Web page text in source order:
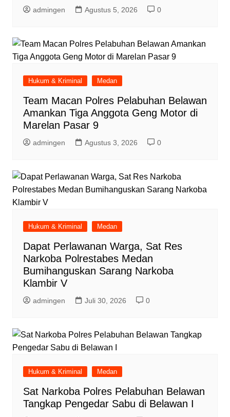
admingen Agustus 5, 2026 0
Hukum & Kriminal Medan
Team Macan Polres Pelabuhan Belawan
Amankan Tiga Anggota Geng Motor di
Marelan Pasar 9
admingen Agustus 3, 2026 0
Hukum & Kriminal Medan
Dapat Perlawanan Warga, Sat Res
Narkoba Polrestabes Medan
Bumihanguskan Sarang Narkoba
Klambir V
admingen Juli 30, 2026 0
Hukum & Kriminal Medan
Sat Narkoba Polres Pelabuhan Belawan
Tangkap Pengedar Sabu di Belawan I